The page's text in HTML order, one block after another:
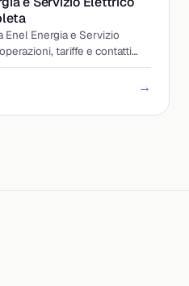
Energia e Servizio
tariffe e contatti
→